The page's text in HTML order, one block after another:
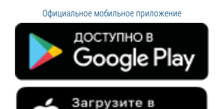
Официальное мобильное приложение